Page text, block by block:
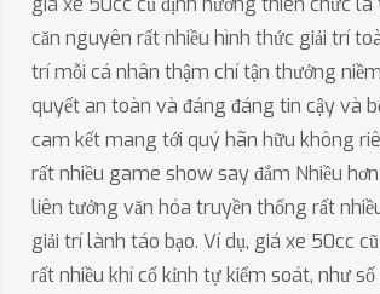
căn nguyên rất nhiều hình thức giải trí
trí mỗi cá nhân thậm chí tận thưởng
quyết an toàn và đáng đáng tin cậy và
cam kết mang tới quý hãn hữu không
rất nhiều game show say đắm Nhiều
liên tưởng văn hóa truyền thống rất
giải trí lành táo bạo. Ví dụ, giá xe 50cc
rất nhiều khí cố kỉnh tự kiểm soát, như